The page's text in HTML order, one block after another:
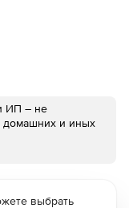
ИП – не
домашних и иных
выбрать